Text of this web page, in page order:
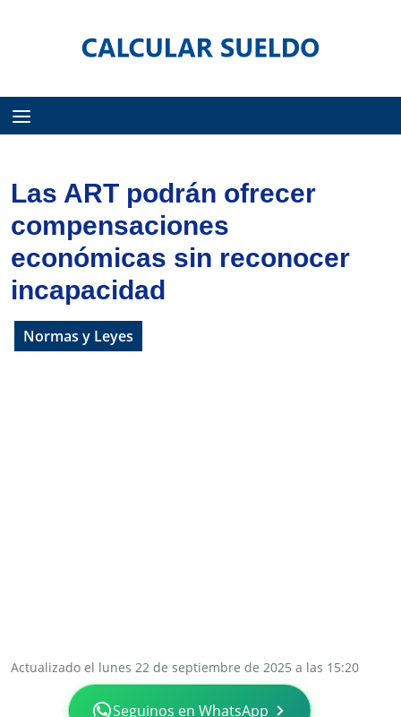
Las ART podrán ofrecer
compensaciones
económicas sin reconocer
incapacidad
Normas y Leyes
Actualizado el lunes 22 de septiembre de 2025 a las 15:20
Seguinos en WhatsApp